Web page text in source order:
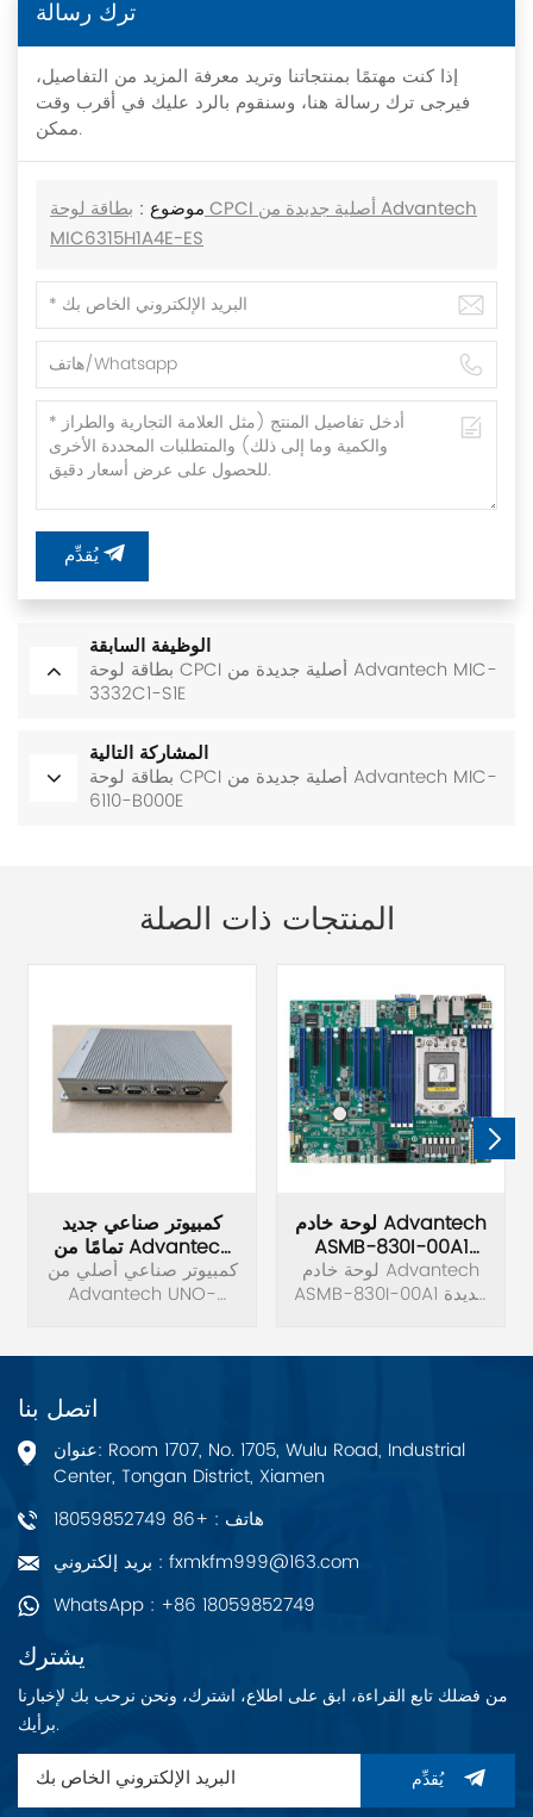
ترك رسالة
إذا كنت مهتمًا بمنتجاتنا وتريد معرفة المزيد من التفاصيل،
فيرجى ترك رسالة هنا، وسنقوم بالرد عليك في أقرب وقت
ممكن.
موضوع : بطاقة لوحة CPCI أصلية جديدة من Advantech
MIC6315H1A4E-ES
يُقدِّم
الوظيفة السابقة
بطاقة لوحة CPCI أصلية جديدة من Advantech MIC-
3332C1-S1E
المشاركة التالية
بطاقة لوحة CPCI أصلية جديدة من Advantech MIC-
6110-B000E
المنتجات ذات الصلة
كمبيوتر صناعي جديد
تمامًا من Advantech
UNO-2271G-
E22BE/4G/32G
كمبيوتر صناعي أصلي من
Advantech UNO-
لوحة خادم Advantech
ASMB-830I-00A1
الجديدة تمامًالوحة خادم Advantech
ASMB-830I-00A1 جديدة
7002/7003 ATX مع 8x
SATA 3، 5x USB 3.2
(Gen1)، Dual 10GbE
اتصل بنا
عنوان: Room 1707, No. 1705, Wulu Road, Industrial
Center, Tongan District, Xiamen
هاتف : +86 18059852749
بريد إلكتروني : fxmkfm999@163.com
WhatsApp : +86 18059852749
يشترك
من فضلك تابع القراءة، ابق على اطلاع، اشترك، ونحن نرحب بك لإخبارنا
برأيك.
يُقدِّم